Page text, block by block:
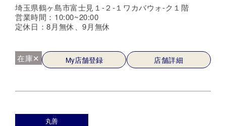
埼玉県鶴ヶ島市富士見１-２-１ワカバウォ-ク１階
営業時間：10:00~20:00
定休日：8月無休、9月無休
在庫✕ My店舗登録 店舗詳細
丸善